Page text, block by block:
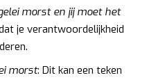
morst en jij moet het
je verantwoordelijkheid
morst: Dit kan een teken